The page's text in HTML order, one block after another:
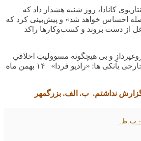
کانادا، روز شنبه هشدار داد که
احساس خواهد شد» و پیش‌بینی کرد که
از دست بروند و کسب‌وکارها راکد
و بی هیچگونه مسوولیتِ اخلاقیِ
وابسته به وزارت امور خارجی یانکی ها: «رادیو فردا» ۱۴ بهمن ماه
نداشتم. ب. الف. بزرگمهر